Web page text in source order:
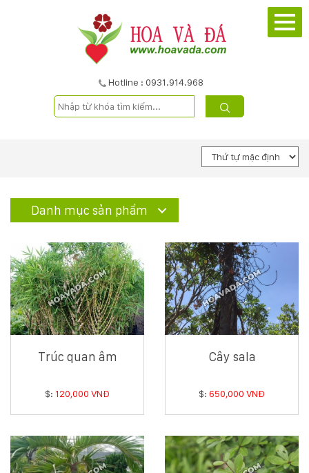
Hotline : 0931.914.968
DỊCH
VỤ
KỸ
CÂY
HÌNH
Danh mục sản phẩm
Trúc quan âm
$: 120,000 VNĐ
Cây sala
$: 650,000 VNĐ